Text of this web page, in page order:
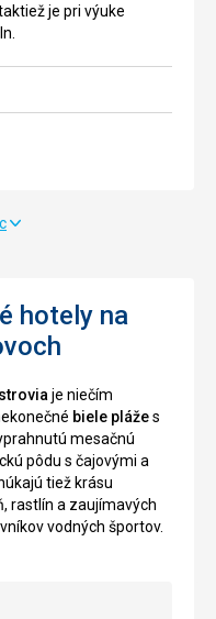
je pri výuke
hotely na
je niečím
biele plážes
mesačnú
pôdu s čajovými a
tiež krásu
rastlín a zaujímavých
vodných športov.